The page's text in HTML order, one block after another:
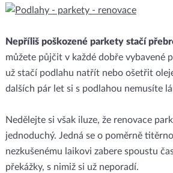
Nepříliš poškozené parkety stačí
můžete půjčit v každé dobře vybavené
už stačí podlahu natřít nebo ošetřit
dalších pár let si s podlahou nemusíte
Nedělejte si však iluze, že renovace
jednoduchý. Jedná se o poměrně
nezkušenému laikovi zabere spoustu
překážky, s nimiž si už neporadí.